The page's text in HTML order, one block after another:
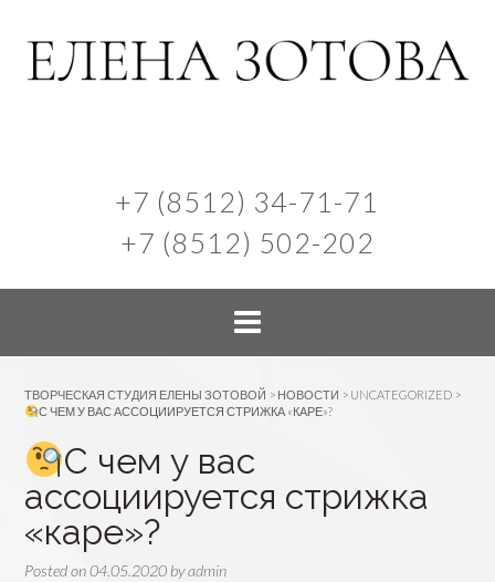
+7 (8512) 34-71-71
+7 (8512) 502-202
ТВОРЧЕСКАЯ СТУДИЯ ЕЛЕНЫ ЗОТОВОЙ > НОВОСТИ > UNCATEGORIZED >
С ЧЕМ У ВАС АССОЦИИРУЕТСЯ СТРИЖКА «КАРЕ»?
С чем у вас
ассоциируется стрижка
«каре»?
Posted on04.05.2020 byadmin